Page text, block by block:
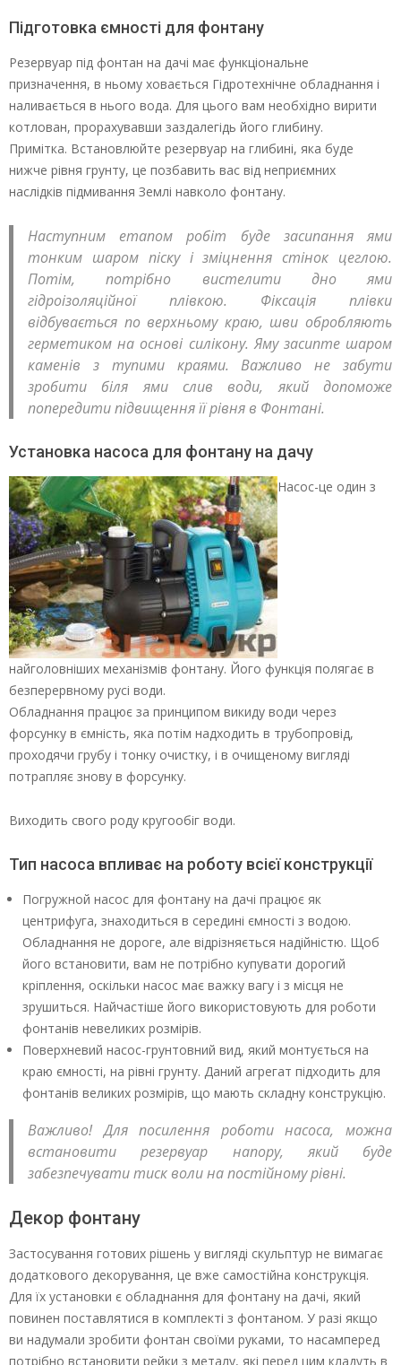
Підготовка ємності для фонтану
Резервуар під фонтан на дачі має функціональне
призначення, в ньому ховається Гідротехнічне обладнання і
наливається в нього вода. Для цього вам необхідно вирити
котлован, прорахувавши заздалегідь його глибину.
Примітка. Встановлюйте резервуар на глибині, яка буде
нижче рівня грунту, це позбавить вас від неприємних
наслідків підмивання Землі навколо фонтану.
Наступним етапом робіт буде засипання ями
тонким шаром піску і зміцнення стінок цеглою.
Потім, потрібно вистелити дно ями
гідроізоляційної плівкою. Фіксація плівки
відбувається по верхньому краю, шви обробляють
герметиком на основі силікону. Яму засипте шаром
каменів з тупими краями. Важливо не забути
зробити біля ями слив води, який допоможе
попередити підвищення її рівня в Фонтані.
Установка насоса для фонтану на дачу
Насос-це один з
найголовніших механізмів фонтану. Його функція полягає в
безперервному русі води.
Обладнання працює за принципом викиду води через
форсунку в ємність, яка потім надходить в трубопровід,
проходячи грубу і тонку очистку, і в очищеному вигляді
потрапляє знову в форсунку.
Виходить свого роду кругообіг води.
Тип насоса впливає на роботу всієї конструкції
Погружной насос для фонтану на дачі працює як
центрифуга, знаходиться в середині ємності з водою.
Обладнання не дороге, але відрізняється надійністю. Щоб
його встановити, вам не потрібно купувати дорогий
кріплення, оскільки насос має важку вагу і з місця не
зрушиться. Найчастіше його використовують для роботи
фонтанів невеликих розмірів.
Поверхневий насос-грунтовний вид, який монтується на
краю ємності, на рівні грунту. Даний агрегат підходить для
фонтанів великих розмірів, що мають складну конструкцію.
Важливо! Для посилення роботи насоса, можна
встановити резервуар напору, який буде
забезпечувати тиск воли на постійному рівні.
Декор фонтану
Застосування готових рішень у вигляді скульптур не вимагає
додаткового декорування, це вже самостійна конструкція.
Для їх установки є обладнання для фонтану на дачі, який
повинен поставлятися в комплекті з фонтаном. У разі якщо
ви надумали зробити фонтан своїми руками, то насамперед
потрібно встановити рейки з металу, які перед цим кладуть в